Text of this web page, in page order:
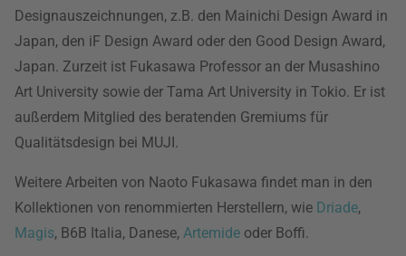
Designauszeichnungen, z.B. den Mainichi Design Award in
Japan, den iF Design Award oder den Good Design Award,
Japan. Zurzeit ist Fukasawa Professor an der Musashino
Art University sowie der Tama Art University in Tokio. Er ist
außerdem Mitglied des beratenden Gremiums für
Qualitätsdesign bei MUJI.
Weitere Arbeiten von Naoto Fukasawa findet man in den
Kollektionen von renommierten Herstellern, wie Driade,
Magis, B6B Italia, Danese, Artemide oder Boffi.